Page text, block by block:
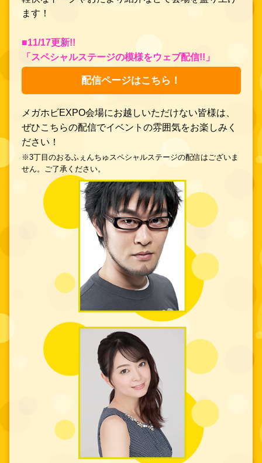
ます！
■11/17更新!!
「スペシャルステージの模様をウェブ配信!!」
配信ページはこちら！
メガホビEXPO会場にお越しいただけない皆様は、
ぜひこちらの配信でイベントの雰囲気をお楽しみく
ださい！
※3丁目のおるふぇんちゅスペシャルステージの配信はございま
せん。ご了承ください。